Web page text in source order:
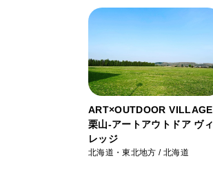
ART×OUTDOOR VILLAGE
栗山-アートアウトドア ヴィ
レッジ
北海道・東北地方 / 北海道